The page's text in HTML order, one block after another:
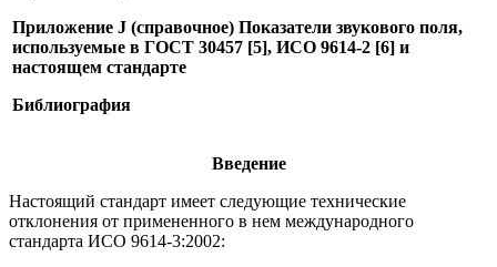
Приложение J (справочное) Показатели звукового поля,
используемые в ГОСТ 30457 [5], ИСО 9614-2 [6] и
настоящем стандарте
Библиография
Введение
Настоящий стандарт имеет следующие технические
отклонения от примененного в нем международного
стандарта ИСО 9614-3:2002: